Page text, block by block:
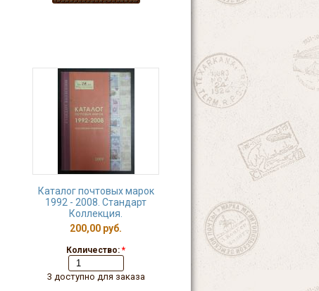
Каталог почтовых марок
1992 - 2008. Стандарт
Коллекция.
200,00 руб.
Количество: *
3 доступно для заказа